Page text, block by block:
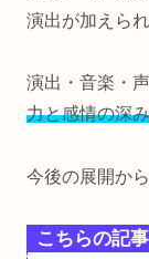
演出が加えら
演出・音楽・
力と感情の深み
今後の展開か
こちらの記